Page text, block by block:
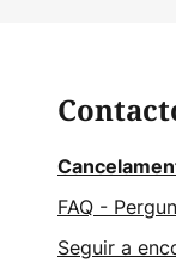
FAQ -
Seguir a